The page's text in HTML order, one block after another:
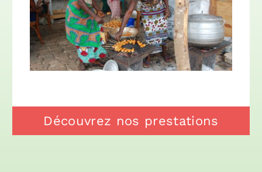
Découvrez nos prestations